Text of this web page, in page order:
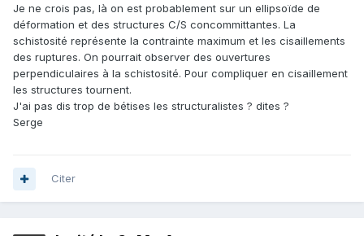
Je ne crois pas, là on est probablement sur un ellipsoïde de
déformation et des structures C/S concommittantes. La
schistosité représente la contrainte maximum et les cisaillements
des ruptures. On pourrait observer des ouvertures
perpendiculaires à la schistosité. Pour compliquer en cisaillement
les structures tournent.
J'ai pas dis trop de bétises les structuralistes ? dites ?
Serge
Citer